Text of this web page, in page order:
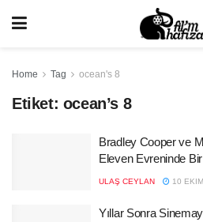
Home Tag ocean's 8
Etiket: ocean’s 8
Bradley Cooper ve
Eleven Evreninde
ULAŞ CEYLAN 10
Yıllar Sonra